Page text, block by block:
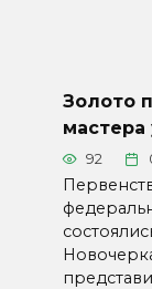
Золото
мастера
92